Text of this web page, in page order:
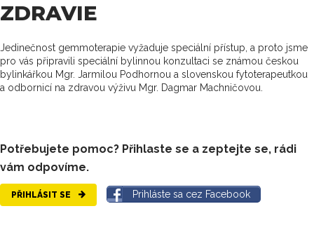
ZDRAVIE
Jedinečnost gemmoterapie vyžaduje speciální přístup, a proto jsme
pro vás připravili speciální bylinnou konzultaci se známou českou
bylinkářkou Mgr. Jarmilou Podhornou a slovenskou fytoterapeutkou
a odbornicí na zdravou výživu Mgr. Dagmar Machničovou.
Potřebujete pomoc? Přihlaste se a zeptejte se, rádi
vám odpovíme.
PŘIHLÁSIT SE Prihláste sa cez Facebook